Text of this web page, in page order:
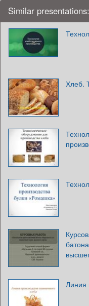
Similar presentations:
Хлеб.
Линия